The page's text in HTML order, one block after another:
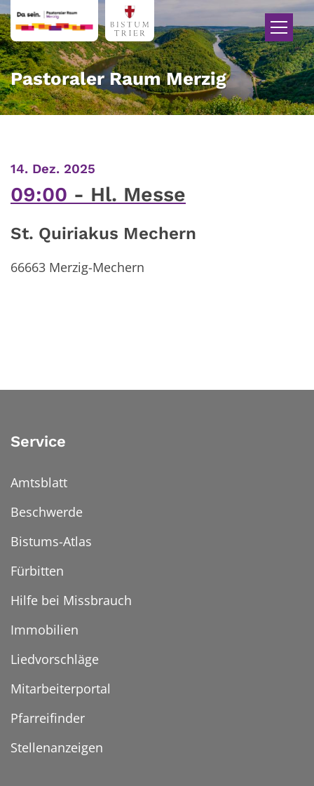
Zum Inhalt springen
Pastoraler Raum Merzig
14. Dez. 2025
09:00 Hl. Messe
St. Quiriakus Mechern
66663 Merzig-Mechern
Service
Amtsblatt
Beschwerde
Bistums-Atlas
Fürbitten
Hilfe bei Missbrauch
Immobilien
Liedvorschläge
Mitarbeiterportal
Pfarreifinder
Stellenanzeigen